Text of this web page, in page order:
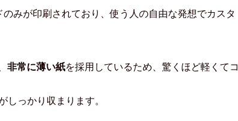
みが印刷されており、使う人の自由な発想でカスタ
非常に薄い紙を採用しているため、驚くほど軽くてコ
しっかり収まります。